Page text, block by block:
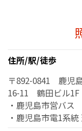
住所/駅/徒歩
〒892-0841 鹿児
16-11 鶴田ビル1F
・鹿児島市営バ
・鹿児島市電1系